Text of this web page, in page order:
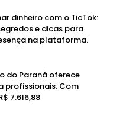
dinheiro com o TicTok:
e dicas para
na plataforma.
do Paraná oferece
profissionais. Com
7.616,88